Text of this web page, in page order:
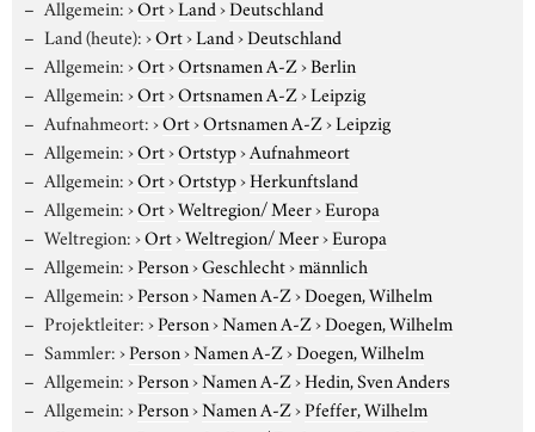
Allgemein:›Ort›Land›Deutschland
Land (heute):›Ort›Land›Deutschland
Allgemein:›Ort›Ortsnamen A-Z›Berlin
Allgemein:›Ort›Ortsnamen A-Z›Leipzig
Aufnahmeort:›Ort›Ortsnamen A-Z›Leipzig
Allgemein:›Ort›Ortstyp›Aufnahmeort
Allgemein:›Ort›Ortstyp›Herkunftsland
Allgemein:›Ort›Weltregion/ Meer›Europa
Weltregion:›Ort›Weltregion/ Meer›Europa
Allgemein:›Person›Geschlecht›männlich
Allgemein:›Person›Namen A-Z›Doegen, Wilhelm
Projektleiter:›Person›Namen A-Z›Doegen, Wilhelm
Sammler:›Person›Namen A-Z›Doegen, Wilhelm
Allgemein:›Person›Namen A-Z›Hedin, Sven Anders
Allgemein:›Person›Namen A-Z›Pfeffer, Wilhelm